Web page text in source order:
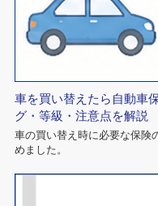
車を買い替えたら自動車
グ・等級・注意点を解説
車の買い替え時に必要な保険
めました。